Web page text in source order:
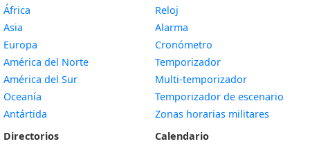
África
Asia
Europa
América del Norte
América del Sur
Oceanía
Antártida
Directorios
Reloj
Alarma
Cronómetro
Temporizador
Multi-temporizador
Temporizador de escenario
Zonas horarias militares
Calendario